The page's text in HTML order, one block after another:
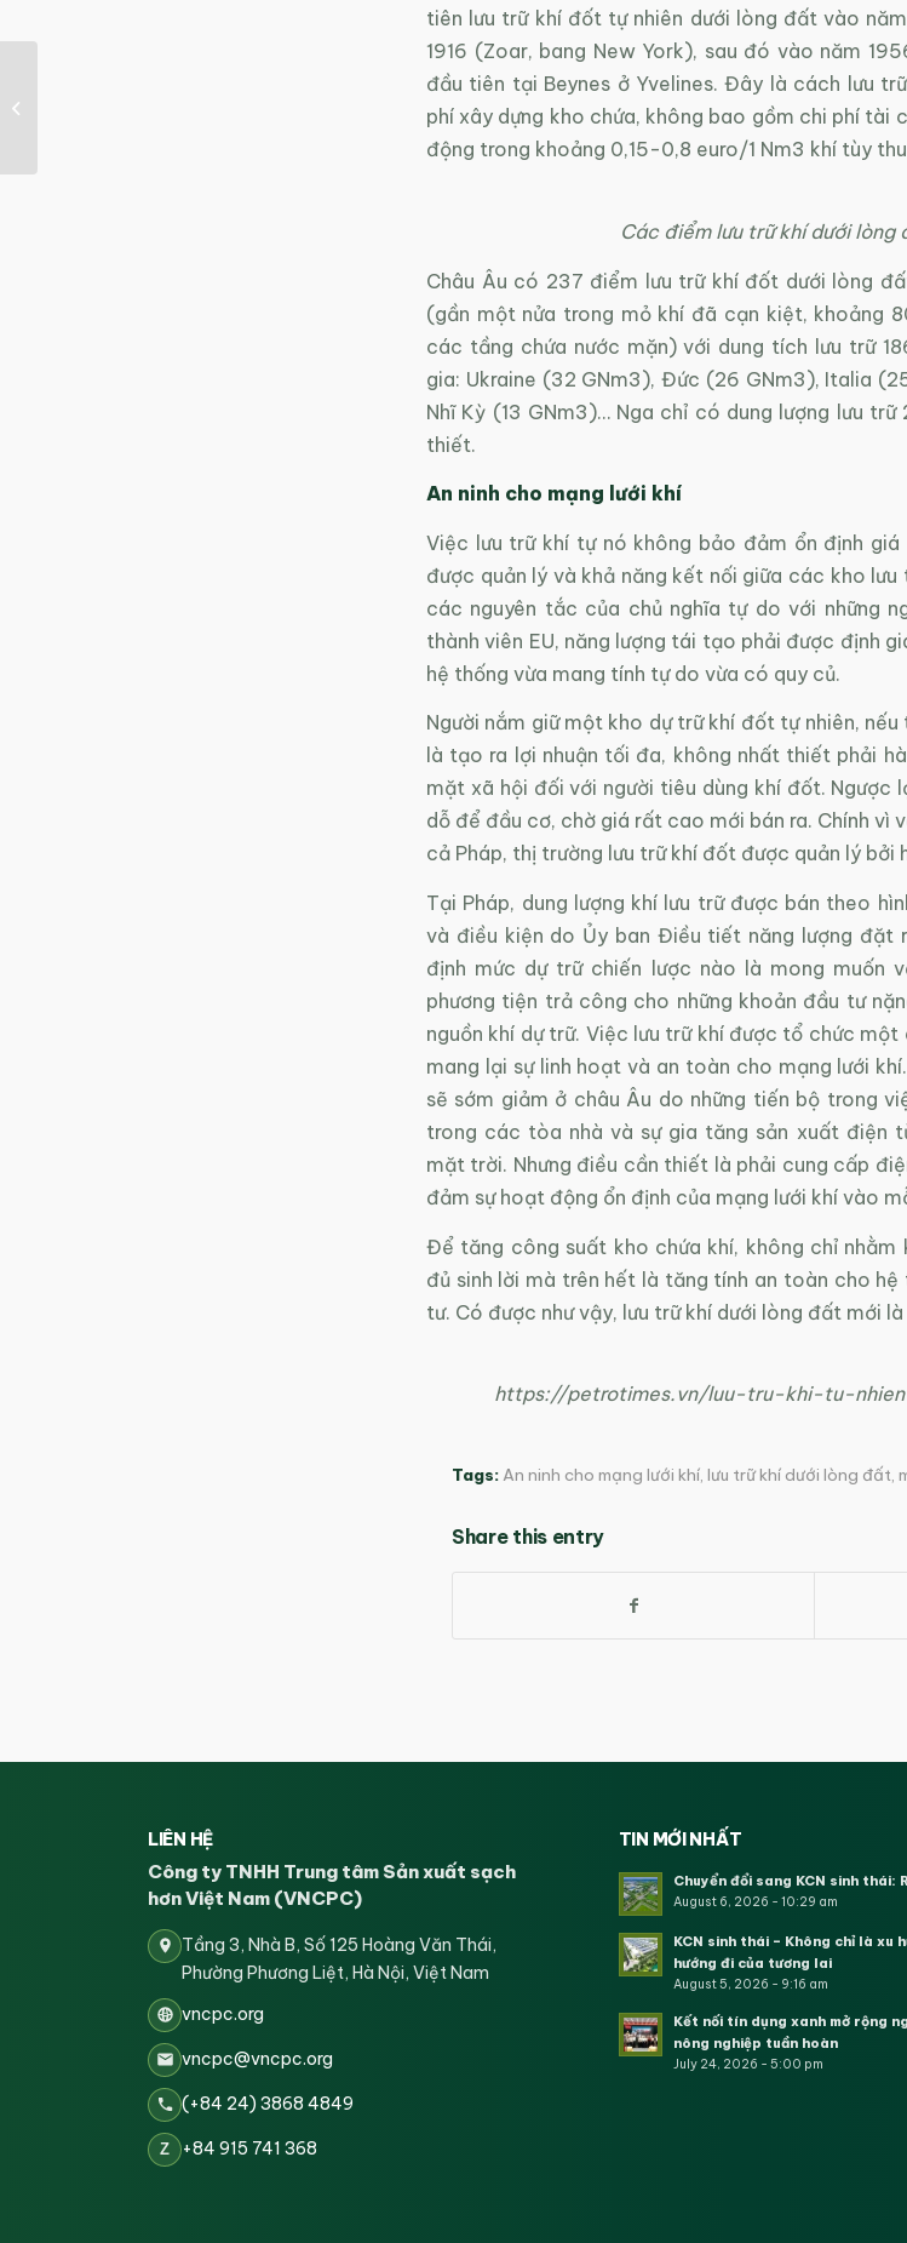
tiên lưu trữ khí đốt tự nhiên dưới lòng đất vào
1916 (Zoar, bang New York), sau đó vào năm
đầu tiên tại Beynes ở Yvelines. Đây là cách lưu
phí xây dựng kho chứa, không bao gồm chi phí tài
động trong khoảng 0,15-0,8 euro/1 Nm3 khí tùy
Các điểm lưu trữ khí dưới lòng
Châu Âu có 237 điểm lưu trữ khí đốt dưới lòng
(gần một nửa trong mỏ khí đã cạn kiệt, khoảng
các tầng chứa nước mặn) với dung tích lưu trữ
gia: Ukraine (32 GNm3), Đức (26 GNm3), Italia
Nhĩ Kỳ (13 GNm3)… Nga chỉ có dung lượng lưu
thiết.
An ninh cho mạng lưới khí
Việc lưu trữ khí tự nó không bảo đảm ổn định
được quản lý và khả năng kết nối giữa các kho
các nguyên tắc của chủ nghĩa tự do với những
thành viên EU, năng lượng tái tạo phải được định
hệ thống vừa mang tính tự do vừa có quy củ.
Người nắm giữ một kho dự trữ khí đốt tự nhiên,
là tạo ra lợi nhuận tối đa, không nhất thiết phải
mặt xã hội đối với người tiêu dùng khí đốt. Ngược
dỗ để đầu cơ, chờ giá rất cao mới bán ra. Chính vì
cả Pháp, thị trường lưu trữ khí đốt được quản lý bởi
Tại Pháp, dung lượng khí lưu trữ được bán theo
và điều kiện do Ủy ban Điều tiết năng lượng đặt
định mức dự trữ chiến lược nào là mong muốn
phương tiện trả công cho những khoản đầu tư
nguồn khí dự trữ. Việc lưu trữ khí được tổ chức
mang lại sự linh hoạt và an toàn cho mạng lưới
sẽ sớm giảm ở châu Âu do những tiến bộ trong
trong các tòa nhà và sự gia tăng sản xuất điện
mặt trời. Nhưng điều cần thiết là phải cung cấp
đảm sự hoạt động ổn định của mạng lưới khí vào
Để tăng công suất kho chứa khí, không chỉ
đủ sinh lời mà trên hết là tăng tính an toàn cho hệ
tư. Có được như vậy, lưu trữ khí dưới lòng đất mới
https://petrotimes.vn/luu-tru-khi-tu-
Tags: An ninh cho mạng lưới khí, lưu trữ khí dưới lòng đất,
Share this entry
LIÊN HỆ
Công ty TNHH Trung tâm Sản xuất sạch
hơn Việt Nam (VNCPC)
Tầng 3, Nhà B, Số 125 Hoàng Văn Thái,
Phường Phương Liệt, Hà Nội, Việt Nam
vncpc.org
vncpc@vncpc.org
(+84 24) 3868 4849
Z +84 915 741 368
TIN MỚI NHẤT
Chuyển đổi sang KCN sinh thái:
August 6, 2026 - 10:29 am
KCN sinh thái – Không chỉ là xu
hướng đi của tương lai
August 5, 2026 - 9:16 am
Kết nối tín dụng xanh mở rộng
nông nghiệp tuần hoàn
July 24, 2026 - 5:00 pm